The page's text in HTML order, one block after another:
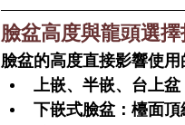
臉盆高度與龍頭選
臉盆的高度直接影響使
上嵌、半嵌、台上盆
下嵌式臉盆 ：檯面